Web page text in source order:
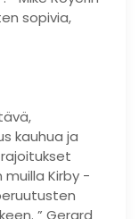
sopivia,
kauhua ja
Kirby -
” Gerard